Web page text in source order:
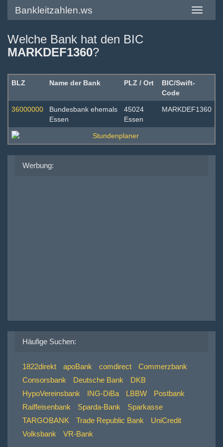
Toggle
Bankleitzahlen.ws
Welche Bank hat den BIC
MARKDEF1360?
BLZ Name der Bank PLZ / Ort
BIC/Swift-
Code
36000000
Bundesbank ehemals
Essen
45024
Essen
MARKDEF1360
Werbung:
Häufige Suchen:
1822direkt apoBank comdirect
Commerzbank
Consorsbank
Deutsche Bank
DKB
HypoVereinsbank
ING-DiBa LBBW
Postbank
Raiffeisenbank
Sparda-Bank
Sparkasse
TARGOBANK
Trade Republic Bank
UniCredit
Volksbank
VR-Bank